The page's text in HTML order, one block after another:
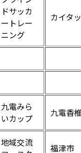
ドサッカ
ートレー
ニング
カイタ
九電みら
いカップ
九電香
地域交流
福津市